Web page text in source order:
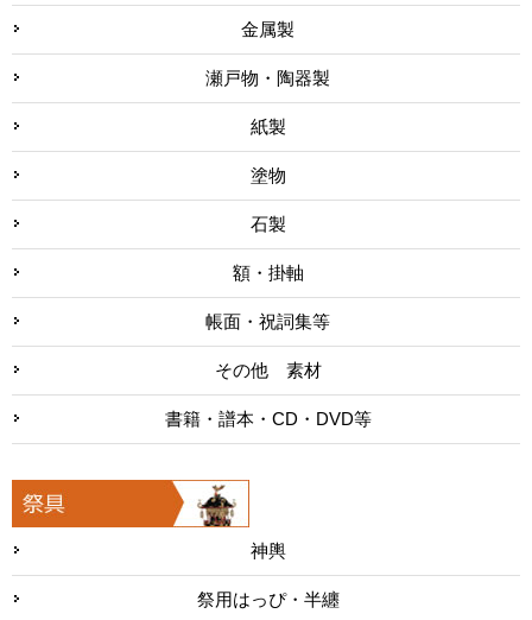
金属製
瀬戸物・陶器製
紙製
塗物
石製
額・掛軸
帳面・祝詞集等
その他 素材
書籍・譜本・CD・DVD等
神輿
祭用はっぴ・半纏